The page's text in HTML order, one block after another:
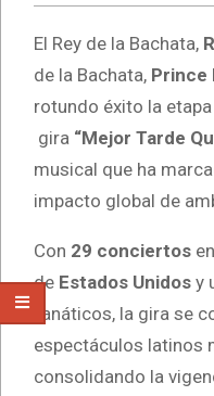
El Rey de la Bachata,
de la Bachata, Prince
rotundo éxito la
gira “Mejor Tarde
musical que ha
impacto global de
Con 29 conciertos
de Estados Unidos y
fanáticos, la gira se
espectáculos latinos
consolidando la